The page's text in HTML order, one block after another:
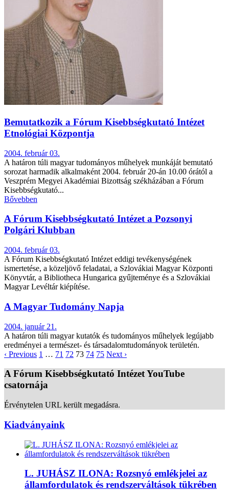
Bemutatkozik a Fórum Kisebbségkutató Intézet
Etnológiai Központja
2004. február 03.
A határon túli magyar tudományos műhelyek munkáját bemutató
sorozat harmadik alkalmaként 2004. február 20-án 10.00 órától a
Veszprém Megyei Akadémiai Bizottság székházában a Fórum
Kisebbségkutató...
Bővebben
A Fórum Kisebbségkutató Intézet a Pozsonyi
Polgári Klubban
2004. február 03.
A Fórum Kisebbségkutató Intézet eddigi tevékenységének
ismertetése, a közeljövő feladatai, a Szlovákiai Magyar Központi
Könyvtár, a Bibliotheca Hungarica gyűjteménye és a Szlovákiai
Magyar Levéltár kiépítése.
A Magyar Tudomány Napja
2004. január 21.
A határon túli magyar kutatók és tudományos műhelyek legújabb
eredményei a természet- és társadalomtudományok területén.
‹ Previous 1 … 71 72 73 74 75 Next ›
A Fórum Kisebbségkutató Intézet YouTube
csatornája
Érvénytelen URL került megadásra.
Kiadványaink
L. JUHÁSZ ILONA: Rozsnyó emlékjelei az
államfordulatok és rendszerváltások tükrében